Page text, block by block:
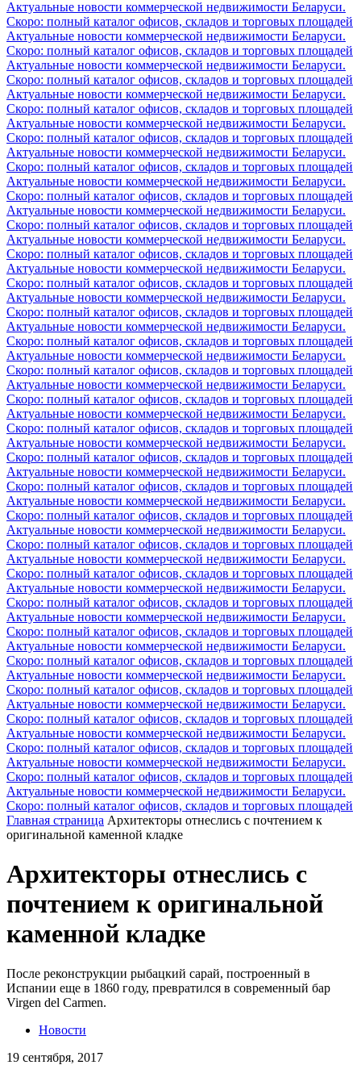
Актуальные новости коммерческой недвижимости Беларуси.
Скоро: полный каталог офисов, складов и торговых площадей
Актуальные новости коммерческой недвижимости Беларуси.
Скоро: полный каталог офисов, складов и торговых площадей
Актуальные новости коммерческой недвижимости Беларуси.
Скоро: полный каталог офисов, складов и торговых площадей
Актуальные новости коммерческой недвижимости Беларуси.
Скоро: полный каталог офисов, складов и торговых площадей
Актуальные новости коммерческой недвижимости Беларуси.
Скоро: полный каталог офисов, складов и торговых площадей
Актуальные новости коммерческой недвижимости Беларуси.
Скоро: полный каталог офисов, складов и торговых площадей
Актуальные новости коммерческой недвижимости Беларуси.
Скоро: полный каталог офисов, складов и торговых площадей
Актуальные новости коммерческой недвижимости Беларуси.
Скоро: полный каталог офисов, складов и торговых площадей
Актуальные новости коммерческой недвижимости Беларуси.
Скоро: полный каталог офисов, складов и торговых площадей
Актуальные новости коммерческой недвижимости Беларуси.
Скоро: полный каталог офисов, складов и торговых площадей
Актуальные новости коммерческой недвижимости Беларуси.
Скоро: полный каталог офисов, складов и торговых площадей
Актуальные новости коммерческой недвижимости Беларуси.
Скоро: полный каталог офисов, складов и торговых площадей
Актуальные новости коммерческой недвижимости Беларуси.
Скоро: полный каталог офисов, складов и торговых площадей
Актуальные новости коммерческой недвижимости Беларуси.
Скоро: полный каталог офисов, складов и торговых площадей
Актуальные новости коммерческой недвижимости Беларуси.
Скоро: полный каталог офисов, складов и торговых площадей
Актуальные новости коммерческой недвижимости Беларуси.
Скоро: полный каталог офисов, складов и торговых площадей
Актуальные новости коммерческой недвижимости Беларуси.
Скоро: полный каталог офисов, складов и торговых площадей
Актуальные новости коммерческой недвижимости Беларуси.
Скоро: полный каталог офисов, складов и торговых площадей
Актуальные новости коммерческой недвижимости Беларуси.
Скоро: полный каталог офисов, складов и торговых площадей
Актуальные новости коммерческой недвижимости Беларуси.
Скоро: полный каталог офисов, складов и торговых площадей
Актуальные новости коммерческой недвижимости Беларуси.
Скоро: полный каталог офисов, складов и торговых площадей
Актуальные новости коммерческой недвижимости Беларуси.
Скоро: полный каталог офисов, складов и торговых площадей
Актуальные новости коммерческой недвижимости Беларуси.
Скоро: полный каталог офисов, складов и торговых площадей
Актуальные новости коммерческой недвижимости Беларуси.
Скоро: полный каталог офисов, складов и торговых площадей
Актуальные новости коммерческой недвижимости Беларуси.
Скоро: полный каталог офисов, складов и торговых площадей
Актуальные новости коммерческой недвижимости Беларуси.
Скоро: полный каталог офисов, складов и торговых площадей
Актуальные новости коммерческой недвижимости Беларуси.
Скоро: полный каталог офисов, складов и торговых площадей
Актуальные новости коммерческой недвижимости Беларуси.
Скоро: полный каталог офисов, складов и торговых площадей
Главная страница Архитекторы отнеслись с почтением к
оригинальной каменной кладке
Архитекторы отнеслись с
почтением к оригинальной
каменной кладке
После реконструкции рыбацкий сарай, построенный в
Испании еще в 1860 году, превратился в современный бар
Virgen del Carmen.
Новости
19 сентября, 2017